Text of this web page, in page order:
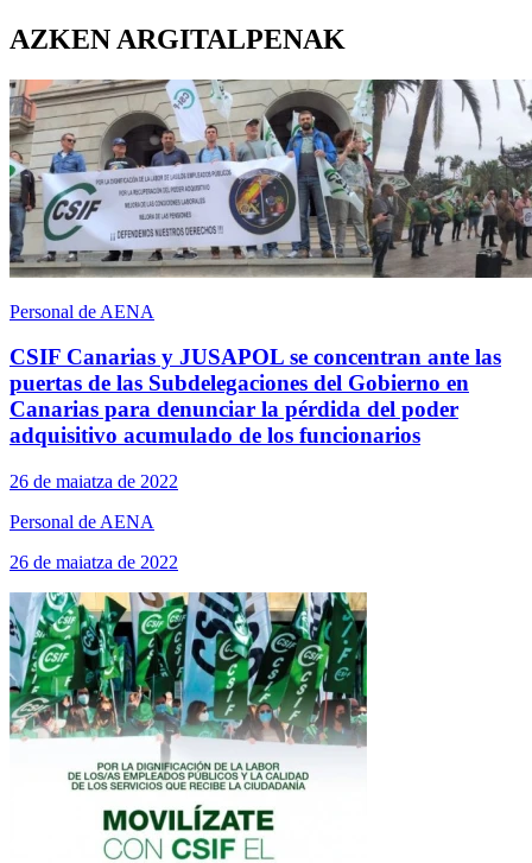
AZKEN ARGITALPENAK
Personal de AENA
CSIF Canarias y JUSAPOL se concentran ante las
puertas de las Subdelegaciones del Gobierno en
Canarias para denunciar la pérdida del poder
adquisitivo acumulado de los funcionarios
26 de maiatza de 2022
Personal de AENA
26 de maiatza de 2022